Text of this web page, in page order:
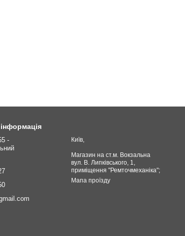
-
Київ,
Магазин на ст.м. Вокзальна
вул. В. Липківського, 1,
приміщення "Ремточмеханіка";
Мапа проїзду